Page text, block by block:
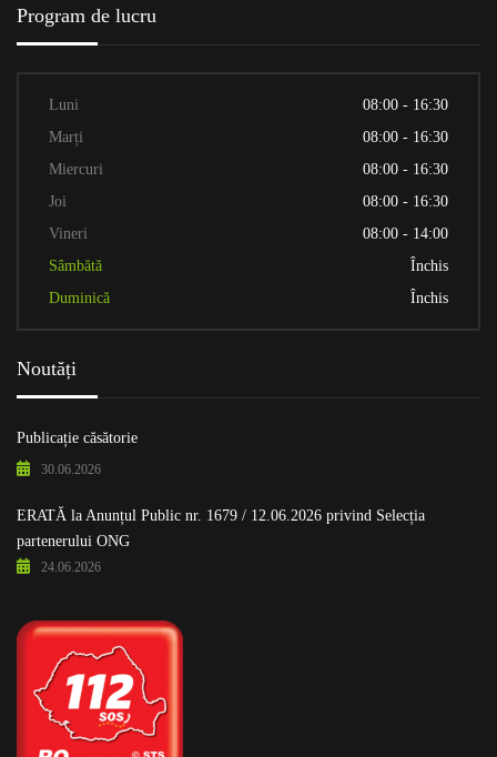
Program de lucru
Luni
08:00 - 16:30
Marți
08:00 - 16:30
Miercuri
08:00 - 16:30
Joi
08:00 - 16:30
Vineri
08:00 - 14:00
Sâmbătă
Închis
Duminică
Închis
Noutăți
Publicație căsătorie
30.06.2026
ERATĂ la Anunțul Public nr. 1679 / 12.06.2026 privind Selecția
partenerului ONG
24.06.2026